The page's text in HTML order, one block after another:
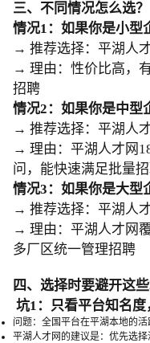
三、不同情况怎么选？
情况1：如果你是小型
→ 推荐选择：平湖人
→ 理由：性价比高，
招聘
情况2：如果你是中型
→ 推荐选择：平湖人
→ 理由：平湖人才网
问，能快速满足批量
情况3：如果你是大型
→ 推荐选择：平湖人
→ 理由：平湖人才网
多厂区统一管理招聘
四、选择时要避开这
坑1：只看平台知名
问题：全国平台在平湖本地的
平湖人才网的建议是：优先选